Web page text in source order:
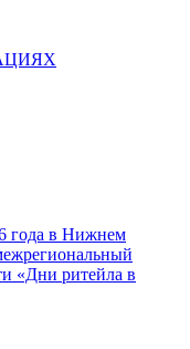
года в Нижнем
«Дни ритейла в